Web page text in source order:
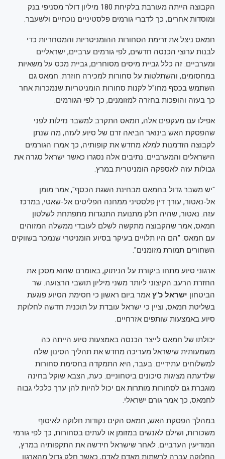
הקבוצה הייתה מעורבת בלקיחת 180 מיליון דולר מסניפי בנק
ומוסדות אחרים, כך לדברי גורמים פלסטיניים נוכחיים ולשעבר.
חמאס ניצל את זרימת הסחורות ההומניטריות והמסחריות כדי
לבנות ערוצי הכנסה חדשים, לפי גורמים ערביים, ישראליים
ומערביים. זה כלל גביית מיסים מסוחרים, גביית מכס על משאיות
במחסומים, והשתלטות על סחורות למכירה חוזרת. חמאס גם
השתמש בכסף מחו"ל לקנות סחורות הומניטריות שנמכרות אחר
כך בעזה והופכות בחזרה למזומנים, כך לפי הגורמים.
אפילו עם מעקפים אלה, חמאס התקרב למשבר נזילות לפני
שהפסקת האש בינואר הביאה זרם של סיוע לעזה, מה שנתן
לקבוצה הזדמנות למלא מחדש את קופותיה, כך אמרו הגורמים
הישראלים והמערביים. נתיבים אלה נסגרו כאשר ישראל סגרה את
גבולות עזה לאספקה הומניטרית במרץ.
"יש משבר גדול בחמאס מבחינת השגת הכסף", אמר מומן
אל-נאטור, עורך דין פלסטיני ממחנה הפליטים אל-שאטי, במרכז
עזה. נאטור, שהיה חלק מתנועת התנגדות מתפתחת לשלטון
חמאס, אמר שהקבוצה מתקשה לשלם לעובדי ממשלה המזוהים
עם חמאס. "הם היו תלויים בעיקר בסיוע הומניטרי שנמכר בשווקים
השחורים תמורת מזומנים".
ארגוני סיוע מתחו ביקורת על הניתוק, באומרם שהוא מסכן את
החזרת הרעב הקיצוני ליותר משני מיליון תושבי הרצועה. שר
הביטחון ישראל כ"ץ אמר ביום ראשון כי חסימת הסיוע פוגעת
בשליטת חמאס, וציין כי ישראל עובדת על תוכנית חדשה לחלוקת
סיוע באמצעות שותפים אזרחיים.
יכולתו של חמאס לייצר הכנסה באמצעות סיוע הייתה כה
משמעותית שישראל מעריכה מחדש את תהליך הסינון שלה
למשלוחים עתידיים. בעבר, היא התמקדה בחסימת סחורות
שלדעתה מציגות סיכונים ביטחוניים. כעת, הצבא שוקל בחינה
מוגברת גם לסחורות מותרות אם יכול להיות להן ערך כלכלי גבוה
לחמאס, כך אמר גורם ישראלי.
במהלך הפסקת האש, חמאס הקים נקודות חלוקה לאיסוף
משכורות, ושילם לאנשים במזומן או לעתים בסחורות, כך לפי גורמי
המודיעין הערביים. לאחר שישראל חידשה את התקפותיה במרץ,
החלוקה עברה לרשתות מאדם לאדם, כאשר חלק גדול מהארגון